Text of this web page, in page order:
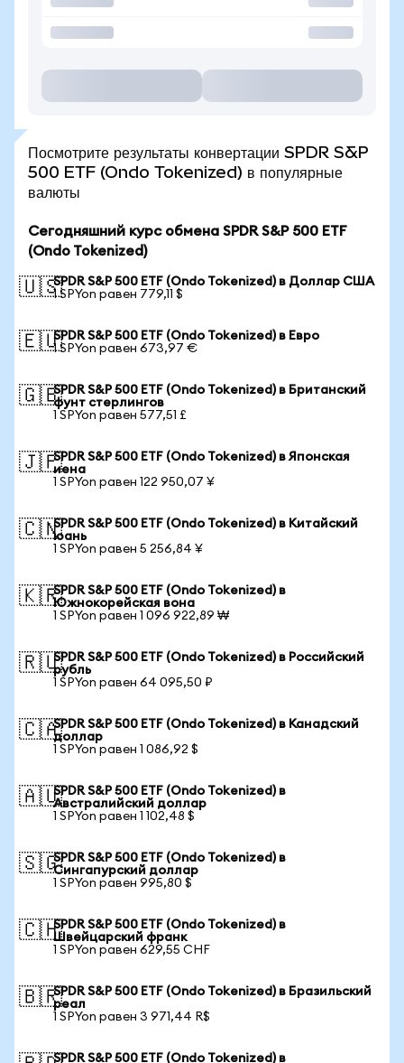
Посмотрите результаты конвертации SPDR S&P
500 ETF (Ondo Tokenized) в популярные
валюты
Сегодняшний курс обмена SPDR S&P 500 ETF
(Ondo Tokenized)
🇺🇸SPDR S&P 500 ETF (Ondo Tokenized) в Доллар США
1 SPYon равен 779,11 $
🇪🇺SPDR S&P 500 ETF (Ondo Tokenized) в Евро
1 SPYon равен 673,97 €
🇬🇧SPDR S&P 500 ETF (Ondo Tokenized) в Британский
фунт стерлингов
1 SPYon равен 577,51 £
🇯🇵SPDR S&P 500 ETF (Ondo Tokenized) в Японская
иена
1 SPYon равен 122 950,07 ¥
🇨🇳SPDR S&P 500 ETF (Ondo Tokenized) в Китайский
юань
1 SPYon равен 5 256,84 ¥
🇰🇷SPDR S&P 500 ETF (Ondo Tokenized) в
Южнокорейская вона
1 SPYon равен 1 096 922,89 ₩
🇷🇺SPDR S&P 500 ETF (Ondo Tokenized) в Российский
рубль
1 SPYon равен 64 095,50 ₽
🇨🇦SPDR S&P 500 ETF (Ondo Tokenized) в Канадский
доллар
1 SPYon равен 1 086,92 $
🇦🇺SPDR S&P 500 ETF (Ondo Tokenized) в
Австралийский доллар
1 SPYon равен 1 102,48 $
🇸🇬SPDR S&P 500 ETF (Ondo Tokenized) в
Сингапурский доллар
1 SPYon равен 995,80 $
🇨🇭SPDR S&P 500 ETF (Ondo Tokenized) в
Швейцарский франк
1 SPYon равен 629,55 CHF
🇧🇷SPDR S&P 500 ETF (Ondo Tokenized) в Бразильский
реал
1 SPYon равен 3 971,44 R$
SPDR S&P 500 ETF (Ondo Tokenized) в